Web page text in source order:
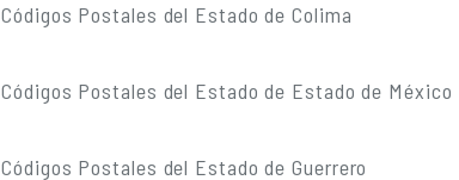
Códigos Postales del Estado de Colima
Códigos Postales del Estado de Estado de México
Códigos Postales del Estado de Guerrero